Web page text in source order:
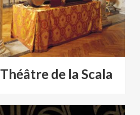
Théâtrede laScala